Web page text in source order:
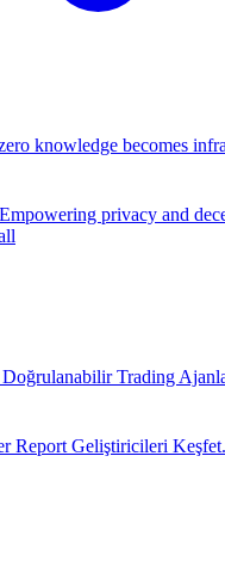
knowledge becomes
Empowering privacy and
Doğrulanabilir Trading
Report Geliştiricileri